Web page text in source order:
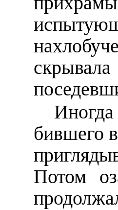
бившего
Потом